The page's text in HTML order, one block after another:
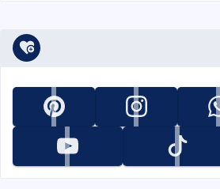
تابعنا على whatsapp تابعنا على instagram تابعنا على pinterest
تابعنا على tiktok تابعنا على youtube